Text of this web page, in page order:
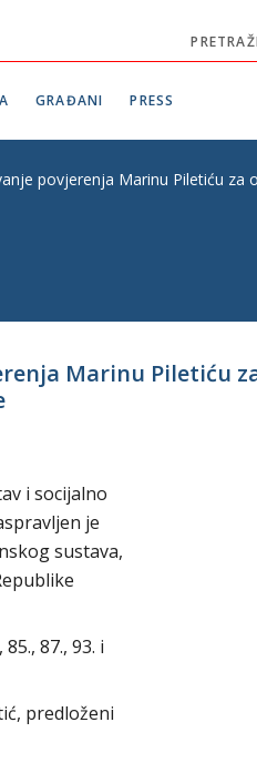
PRETRAŽI
GRAĐANI PRESS
povjerenja Marinu Piletiću
Marinu Piletiću
i socijalno
je
sustava,
87., 93. i
predloženi